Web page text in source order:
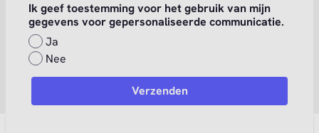
Ik geef toestemming voor het gebruik van mijn
gegevens voor gepersonaliseerde communicatie.
Ja
Nee